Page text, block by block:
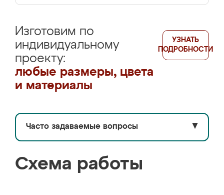
Изготовим по
индивидуальному
проекту:
любые размеры, цвета
и материалы
УЗНАТЬ
ПОДРОБНОСТИ
Часто задаваемые вопросы ▼
Схема работы